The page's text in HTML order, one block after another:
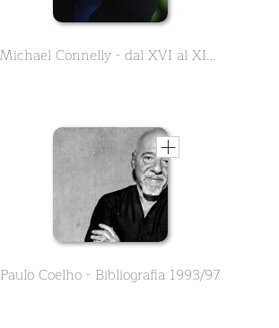
Michael Connelly - dal XVI al XIX Libro
Paulo Coelho - Bibliografia 1993/97